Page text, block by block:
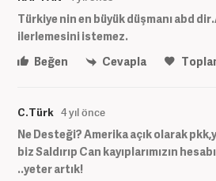
Türkiye nin en büyük düşmanı abd
ilerlemesini istemez.
Beğen
Cevapla
C.Türk 4 yıl önce
Ne Desteği? Amerika açık olarak
biz Saldırıp Can kayıplarımızın
..yeter artık!